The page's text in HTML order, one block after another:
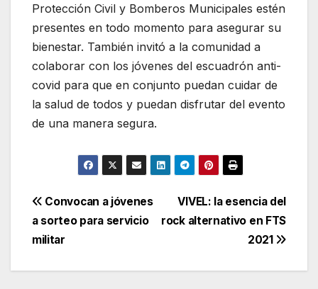
Protección Civil y Bomberos Municipales estén
presentes en todo momento para asegurar su
bienestar. También invitó a la comunidad a
colaborar con los jóvenes del escuadrón anti-
covid para que en conjunto puedan cuidar de
la salud de todos y puedan disfrutar del evento
de una manera segura.
Navegación
de
entradas
VIVEL: la esencia del
rock alternativo en FTS
2021
Convocan a jóvenes
a sorteo para servicio
militar